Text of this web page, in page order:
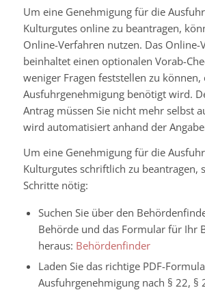
Um eine Genehmigung für die
Kulturgutes online zu beantragen,
Online-Verfahren nutzen. Das Online-
beinhaltet einen optionalen Vorab-
weniger Fragen feststellen zu können,
Ausfuhrgenehmigung benötigt wird.
Antrag müssen Sie nicht mehr selbst
wird automatisiert anhand der
Um eine Genehmigung für die
Kulturgutes schriftlich zu beantragen,
Schritte nötig:
Suchen Sie über den
Behörde und das Formular für Ihr
heraus: Behördenfinder
Laden Sie das richtige PDF-
Ausfuhrgenehmigung nach § 22, §